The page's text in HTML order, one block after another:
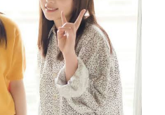
員「退職」で倒産 最多ペー
地訪問 高市への接触を拒む
言させない面会が決まる